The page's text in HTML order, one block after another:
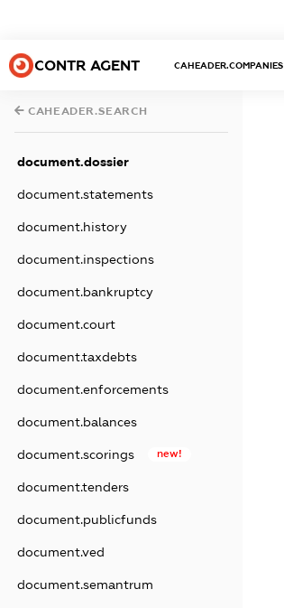
CONTR AGENT CAHEADER.COMPANIES
CAHEADER.SEARCH
document.dossier
document.statements
document.history
document.inspections
document.bankruptcy
document.court
document.taxdebts
document.enforcements
document.balances
document.scorings new!
document.tenders
document.publicfunds
document.ved
document.semantrum